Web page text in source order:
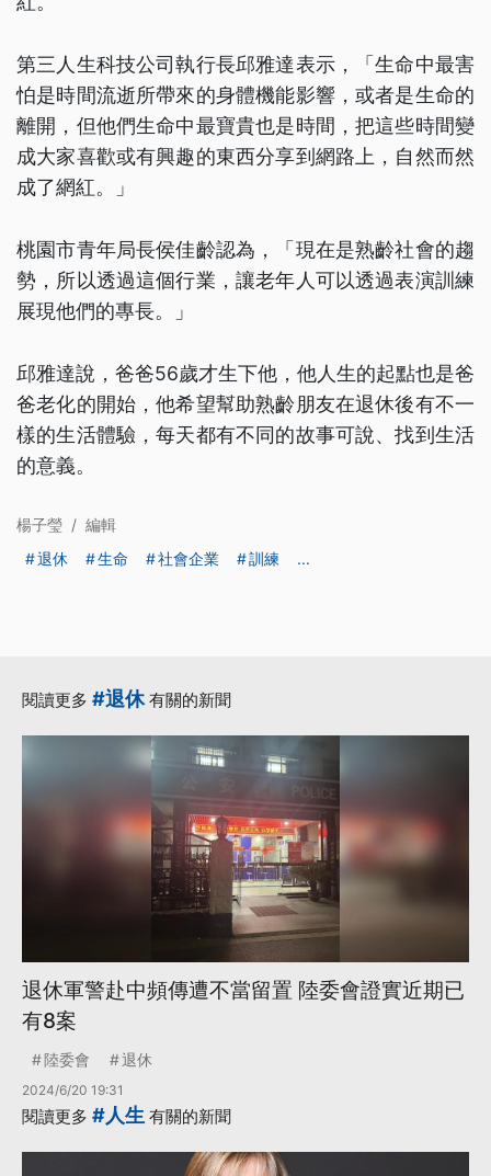
第三人生科技公司執行長邱雅達表示，「生命中最害
怕是時間流逝所帶來的身體機能影響，或者是生命的
離開，但他們生命中最寶貴也是時間，把這些時間變
成大家喜歡或有興趣的東西分享到網路上，自然而然
成了網紅。」
桃園市青年局長侯佳齡認為，「現在是熟齡社會的趨
勢，所以透過這個行業，讓老年人可以透過表演訓練
展現他們的專長。」
邱雅達說，爸爸56歲才生下他，他人生的起點也是爸
爸老化的開始，他希望幫助熟齡朋友在退休後有不一
樣的生活體驗，每天都有不同的故事可說、找到生活
的意義。
楊子瑩 / 編輯
退休
生命 社會企業 訓練 ...
閱讀更多 #退休有關的新聞
退休軍警赴中頻傳遭不當留置 陸委會證實近期已
有8案
陸委會 退休
2024/6/20 19:31
閱讀更多 #人生 有關的新聞